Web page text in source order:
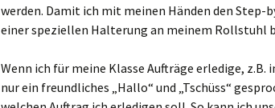
Wesel
Xanten
werden. Damit ich mit meinen Händen den
einer speziellen Halterung an meinem Rollstuhl
Wenn ich für meine Klasse Aufträge erledige,
nur ein freundliches „Hallo“ und „Tschüss“